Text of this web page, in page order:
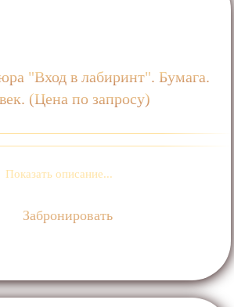
"Вход в лабиринт". Бумага.
(Цена по запросу)
Показать описание...
Забронировать